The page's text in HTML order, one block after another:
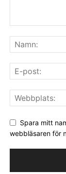
Spara mitt
webbläsaren för